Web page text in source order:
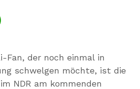
Fan, der noch einmal in
schwelgen möchte, ist die
NDR am kommenden